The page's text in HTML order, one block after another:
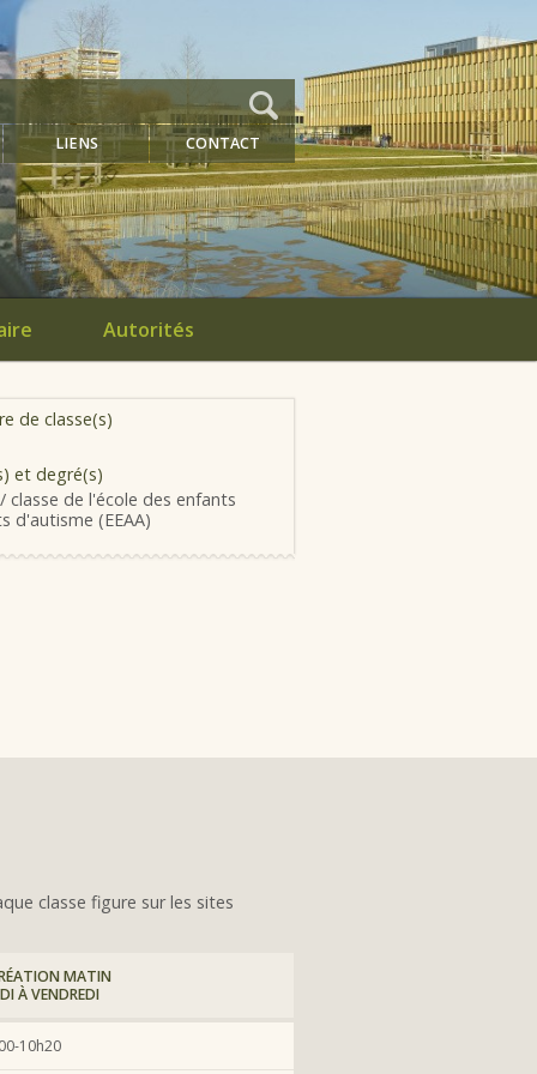
LIENS CONTACT
Autorités
de classe(s)
et degré(s)
classe de l'école des enfants
d'autisme (EEAA)
classe figure sur les sites
MATIN
À VENDREDI
10h20